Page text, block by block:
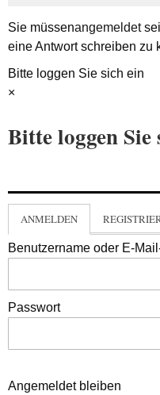
Sie müssenangemeldet
eine Antwort schreiben zu
Bitte loggen Sie sich ein
×
Bitte loggen Sie
ANMELDEN
Benutzername oder E-
Passwort
Angemeldet bleiben